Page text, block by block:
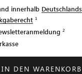
innerhalb Deutschlands
IN DEN WARENKORB